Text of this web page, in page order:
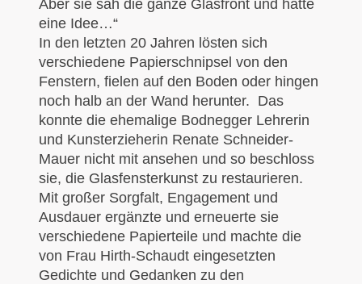
Aber sie sah die ganze Glasfront und hatte
eine Idee…“
In den letzten 20 Jahren lösten sich
verschiedene Papierschnipsel von den
Fenstern, fielen auf den Boden oder hingen
noch halb an der Wand herunter. Das
konnte die ehemalige Bodnegger Lehrerin
und Kunsterzieherin Renate Schneider-
Mauer nicht mit ansehen und so beschloss
sie, die Glasfensterkunst zu restaurieren.
Mit großer Sorgfalt, Engagement und
Ausdauer ergänzte und erneuerte sie
verschiedene Papierteile und machte die
von Frau Hirth-Schaudt eingesetzten
Gedichte und Gedanken zu den